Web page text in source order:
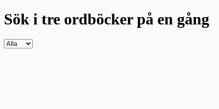
Sök i tre ordböckerpå en gång